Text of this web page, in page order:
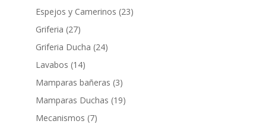
producto
Espejos y Camerinos 2323
Griferia 2727
productos
Griferia Ducha 2424
Lavabos 1414
productos
Mamparas bañeras 33
productos
Mamparas Duchas 1919
Mecanismos 77